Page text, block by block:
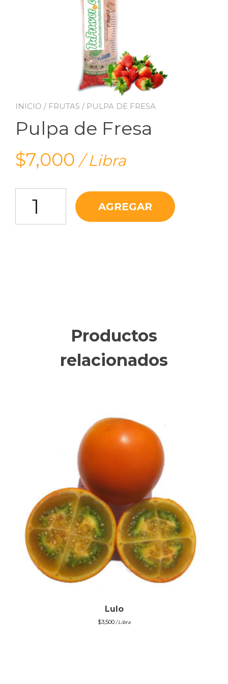
INICIO / FRUTAS / PULPA DE FRESA
Pulpa de Fresa
$7,000 / Libra
Pulpa de Fresa cantidad
AGREGAR
Productos
relacionados
Lulo
$3,500/ Libra